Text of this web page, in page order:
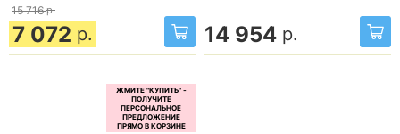
15 716 р.
7 072 р. 14 954 р.